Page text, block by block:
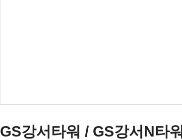
GS강서타워 / GS강서N타워